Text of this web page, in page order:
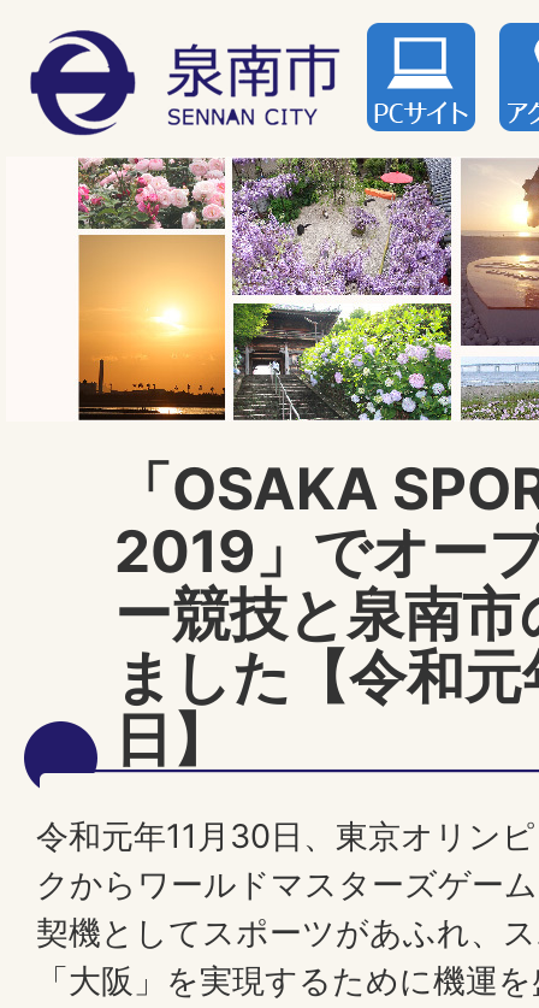
「OSAKA
2019」でオー
ー競技と泉南
ました【令和
日】
令和元年11月30日、東京オリン
クからワールドマスターズゲー
契機としてスポーツがあふれ、
「大阪」を実現するために機運